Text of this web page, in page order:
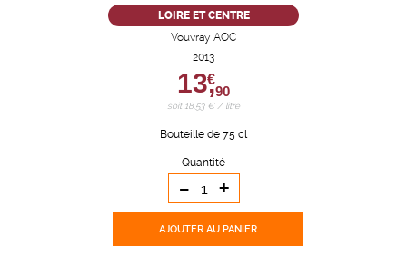
LOIRE ET CENTRE
Vouvray AOC
2013
13,
€
90
soit 18,53 € / litre
Bouteille de 75 cl
Quantité
- +
AJOUTER AU PANIER